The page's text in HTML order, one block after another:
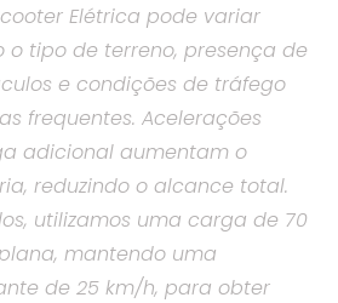
Elétrica pode variar
o tipo de terreno, presença de
e condições de tráfego
frequentes. Acelerações
adicional aumentam o
reduzindo o alcance total.
utilizamos uma carga de 70
mantendo uma
de 25 km/h, para obter